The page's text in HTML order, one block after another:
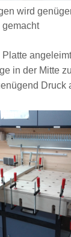
wird
gemacht
in der Mitte
Druck